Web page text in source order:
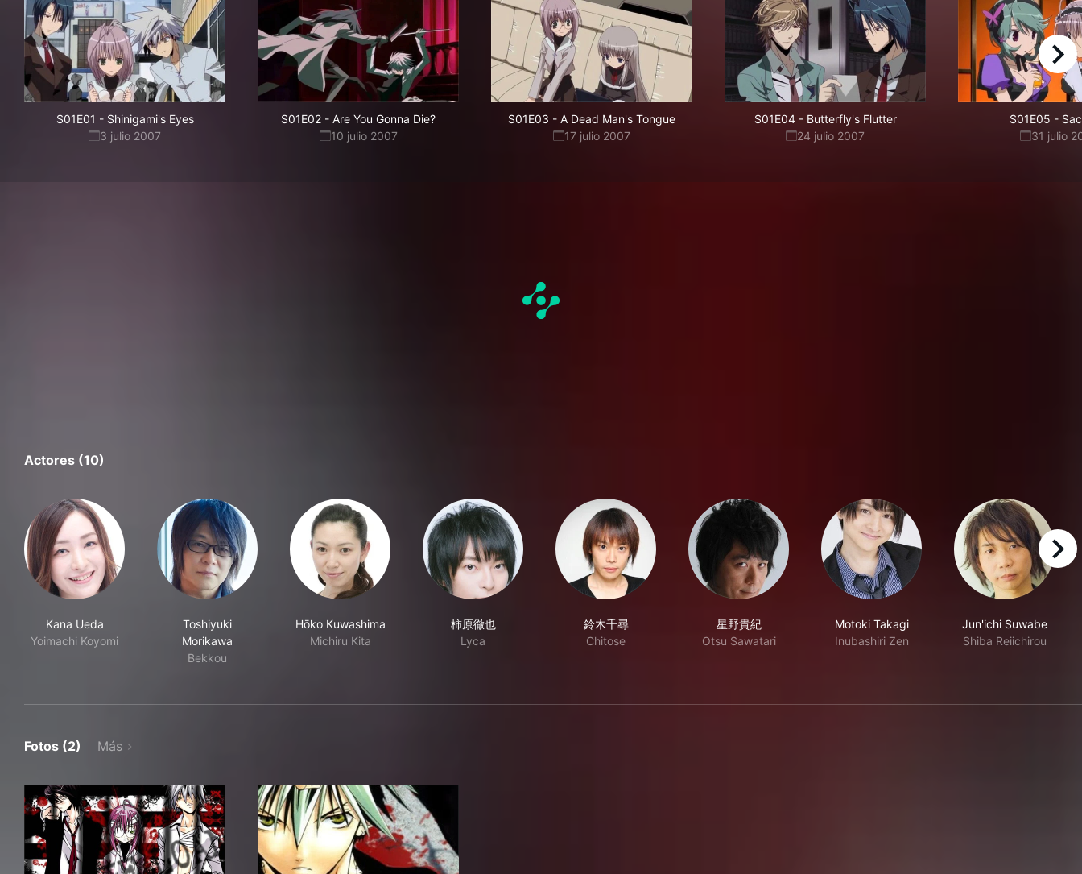
S01E01 - Shinigami's Eyes
3 julio 2007
S01E02 - Are You Gonna Die?
10 julio 2007
S01E03 - A Dead Man's Tongue
17 julio 2007
S01E04- Butterfly's Flutter
24 julio 2007
S01E05 -
31 julio
right
Actores (10)
Kana Ueda
Yoimachi Koyomi
Toshiyuki
Morikawa
Bekkou
Hōko Kuwashima
Michiru Kita
柿原徹也
Lyca
鈴木千尋
Chitose
星野貴紀
Otsu Sawatari
Motoki Takagi
Inubashiri Zen
Jun'ichi Suwabe
Shiba Reiichirou
right
Fotos (2) Más